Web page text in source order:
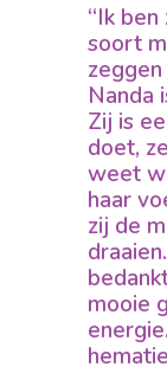
“Ik
soort
Nanda
Zij is
doet,
weet
haar
zij de
mooie